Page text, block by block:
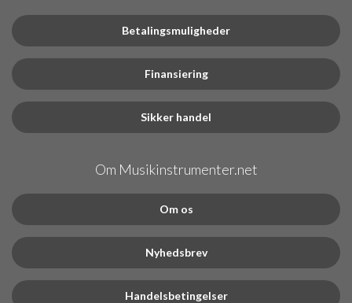
Betalingsmuligheder
Finansiering
Sikker handel
Om Musikinstrumenter.net
Om os
Nyhedsbrev
Handelsbetingelser